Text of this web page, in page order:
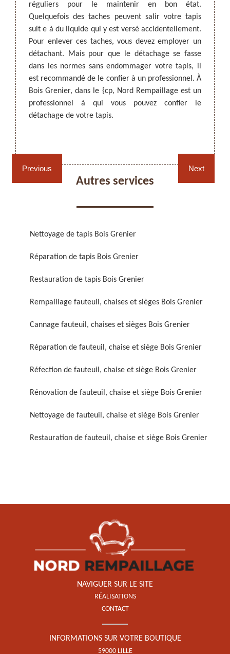
ARTISAN DEZITTER , REMPAILLAGE -
CANNAGE - RECOLLAGE, 59 NORD
Rempaillage fauteuil,
chaises et sièges 59
Cannage fauteuil, chaises
et sièges 59
Réparation de fauteuil,
Réfection de fauteuil,
Rénovation de fauteuil,
chaise et siège 59
Nettoyage de fauteuil,
chaise et siège 59
Restauration de fauteuil,
chaise et siège 59
Previous
ils
sont
Nord
un
tapis
plus
tapis
réguliers pour le maintenir en bon état.
Quelquefois des taches peuvent salir votre tapis
suit e à du liquide qui y est versé accidentellement.
Pour enlever ces taches, vous devez employer un
détachant. Mais pour que le détachage se fasse
dans les normes sans endommager votre tapis, il
est recommandé de le confier à un professionnel. À
Bois Grenier, dans le {cp, Nord Rempaillage est un
professionnel à qui vous pouvez confier le
détachage de votre tapis.
Les
qui
un
Next
Autres services
Nettoyage de tapis Bois Grenier
Réparation de tapis Bois Grenier
Restauration de tapis Bois Grenier
Rempaillage fauteuil, chaises et sièges Bois Grenier
Cannage fauteuil, chaises et sièges Bois Grenier
Réparation de fauteuil, chaise et siège Bois Grenier
Réfection de fauteuil, chaise et siège Bois Grenier
Rénovation de fauteuil, chaise et siège Bois Grenier
Nettoyage de fauteuil, chaise et siège Bois Grenier
Restauration de fauteuil, chaise et siège Bois Grenier
NAVIGUER SUR LE SITE
RÉALISATIONS
CONTACT
INFORMATIONS SUR VOTRE BOUTIQUE
59000 LILLE